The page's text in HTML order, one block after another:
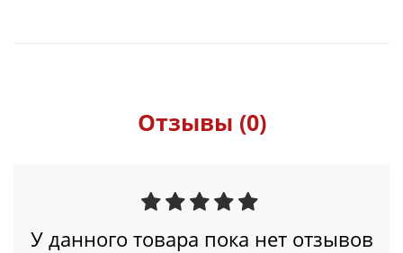
Отзывы (0)
У данного товара пока нет отзывов